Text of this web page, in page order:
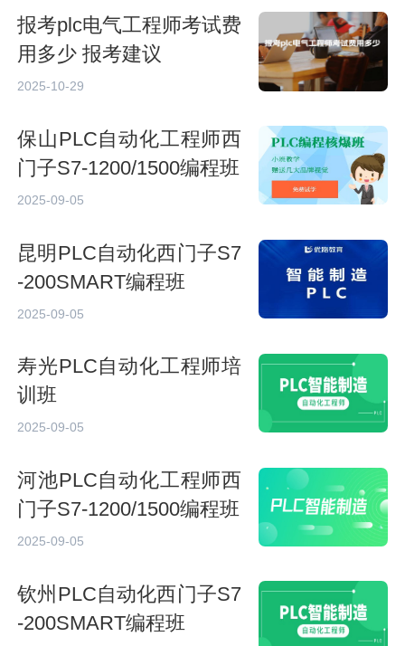
报考plc电气工程师考试费
用多少 报考建议
2025-10-29
保山PLC自动化工程师西
门子S7-1200/1500编程班
2025-09-05
昆明PLC自动化西门子S7
-200SMART编程班
2025-09-05
寿光PLC自动化工程师培
训班
2025-09-05
河池PLC自动化工程师西
门子S7-1200/1500编程班
2025-09-05
钦州PLC自动化西门子S7
-200SMART编程班